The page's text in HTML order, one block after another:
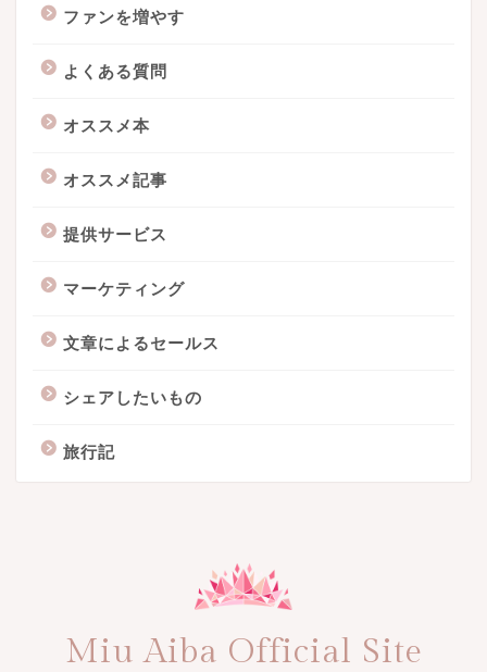
ファンを増やす
よくある質問
オススメ本
オススメ記事
提供サービス
マーケティング
文章によるセールス
シェアしたいもの
旅行記
Miu Aiba Official Site